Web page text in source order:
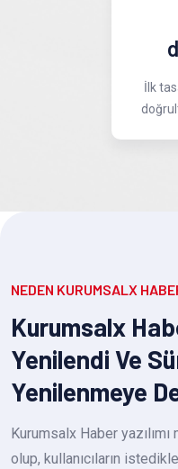
İlk
NEDEN KURUMSALX
Kurumsalx
Yenilendi Ve
Yenilenmeye
Kurumsalx Haber
olup, kullanıcıların